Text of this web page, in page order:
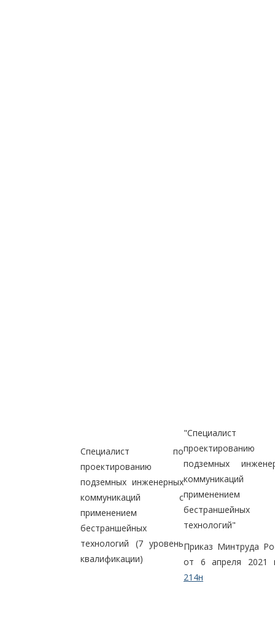
Специалист по
проектированию
подземных инженерных
коммуникаций с
применением
бестраншейных
технологий (7 уровень
квалификации)
"Специалист
проектированию
подземных
применением
бестраншейных
технологий"
Приказ Минтруда
от 6 апреля 2021
214н